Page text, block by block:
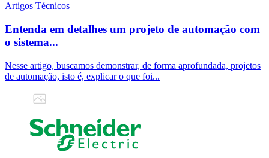
Artigos Técnicos
Entenda em detalhes um projeto de automação com
o sistema...
Nesse artigo, buscamos demonstrar, de forma aprofundada, projetos
de automação, isto é, explicar o que foi...